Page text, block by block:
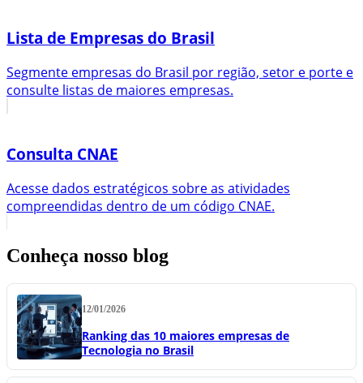
Lista de Empresas do Brasil
Segmente empresas do Brasil por região, setor e porte e
consulte listas de maiores empresas.
Consulta CNAE
Acesse dados estratégicos sobre as atividades
compreendidas dentro de um código CNAE.
Conheça nosso blog
12/01/2026
Ranking das 10 maiores empresas de
Tecnologia no Brasil